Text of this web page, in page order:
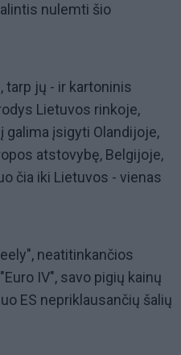
nulemti šio
tarp jų - ir kartoninis
Lietuvos rinkoje,
galima įsigyti Olandijoje,
atstovybę, Belgijoje,
čia iki Lietuvos - vienas
neatitinkančios
IV", savo pigių kainų
ES nepriklausančių šalių